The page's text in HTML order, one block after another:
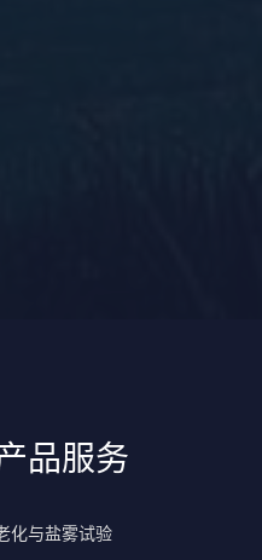
品服务
化与盐雾试验